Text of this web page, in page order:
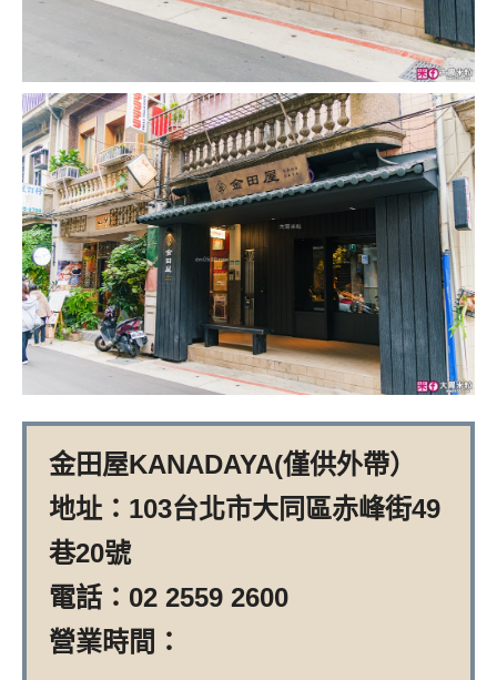
金田屋KANADAYA(僅供外帶）
地址：103台北市大同區赤峰街49
巷20號
電話：02 2559 2600
營業時間：